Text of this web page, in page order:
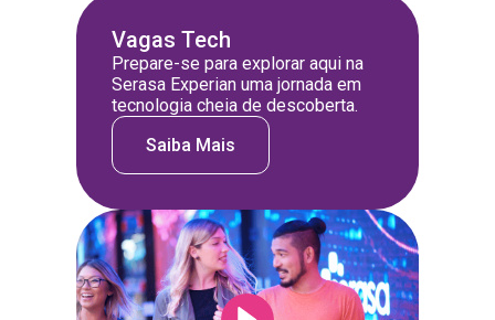
Vagas Tech
Prepare-se para explorar aqui na
Serasa Experian uma jornada em
tecnologia cheia de descoberta.
Saiba Mais